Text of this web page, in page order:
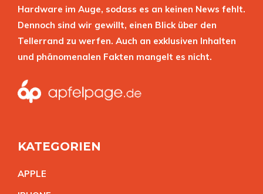
Hardware im Auge, sodass es an keinen News fehlt.
Dennoch sind wir gewillt, einen Blick über den
Tellerrand zu werfen. Auch an exklusiven Inhalten
und phänomenalen Fakten mangelt es nicht.
KATEGORIEN
APPLE